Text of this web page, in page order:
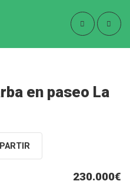
en paseo La
230.000€